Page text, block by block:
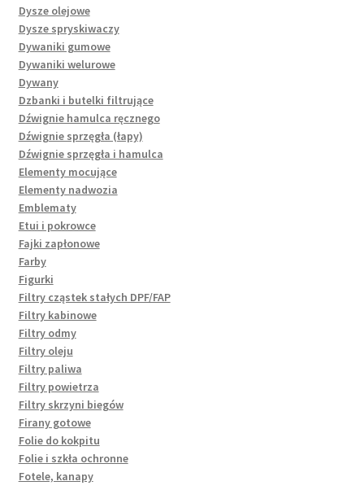
Dysze olejowe
Dysze spryskiwaczy
Dywaniki gumowe
Dywaniki welurowe
Dywany
Dzbanki i butelki filtrujące
Dźwignie hamulca ręcznego
Dźwignie sprzęgła (łapy)
Dźwignie sprzęgła i hamulca
Elementy mocujące
Elementy nadwozia
Emblematy
Etui i pokrowce
Fajki zapłonowe
Farby
Figurki
Filtry cząstek stałych DPF/FAP
Filtry kabinowe
Filtry odmy
Filtry oleju
Filtry paliwa
Filtry powietrza
Filtry skrzyni biegów
Firany gotowe
Folie do kokpitu
Folie i szkła ochronne
Fotele, kanapy